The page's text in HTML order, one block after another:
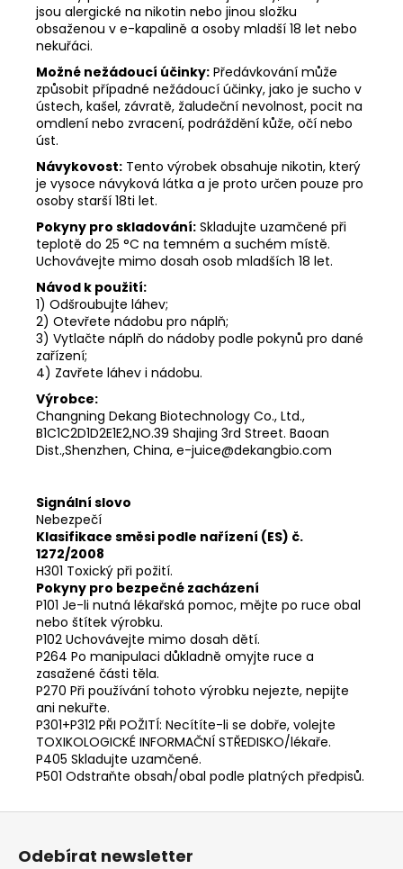
jsou alergické na nikotin nebo jinou složku
obsaženou v e-kapalině a osoby mladší 18 let nebo
nekuřáci.
Možné nežádoucí účinky: Předávkování může
způsobit případné nežádoucí účinky, jako je sucho v
ústech, kašel, závratě, žaludeční nevolnost, pocit na
omdlení nebo zvracení, podráždění kůže, očí nebo
úst.
Návykovost: Tento výrobek obsahuje nikotin, který
je vysoce návyková látka a je proto určen pouze pro
osoby starší 18ti let.
Pokyny pro skladování: Skladujte uzamčené při
teplotě do 25 °C na temném a suchém místě.
Uchovávejte mimo dosah osob mladších 18 let.
Návod k použití:
1) Odšroubujte láhev;
2) Otevřete nádobu pro náplň;
3) Vytlačte náplň do nádoby podle pokynů pro dané
zařízení;
4) Zavřete láhev i nádobu.
Výrobce:
Changning Dekang Biotechnology Co., Ltd.,
B1C1C2D1D2E1E2,NO.39 Shajing 3rd Street. Baoan
Dist.,Shenzhen, China, e-juice@dekangbio.com
Signální slovo
Nebezpečí
Klasifikace směsi podle nařízení (ES) č.
1272/2008
H301 Toxický při požití.
Pokyny pro bezpečné zacházení
P101 Je-li nutná lékařská pomoc, mějte po ruce obal
nebo štítek výrobku.
P102 Uchovávejte mimo dosah dětí.
P264 Po manipulaci důkladně omyjte ruce a
zasažené části těla.
P270 Při používání tohoto výrobku nejezte, nepijte
ani nekuřte.
P301+P312 PŘI POŽITÍ: Necítíte-li se dobře, volejte
TOXIKOLOGICKÉ INFORMAČNÍ STŘEDISKO/lékaře.
P405 Skladujte uzamčené.
P501 Odstraňte obsah/obal podle platných předpisů.
Odebírat newsletter